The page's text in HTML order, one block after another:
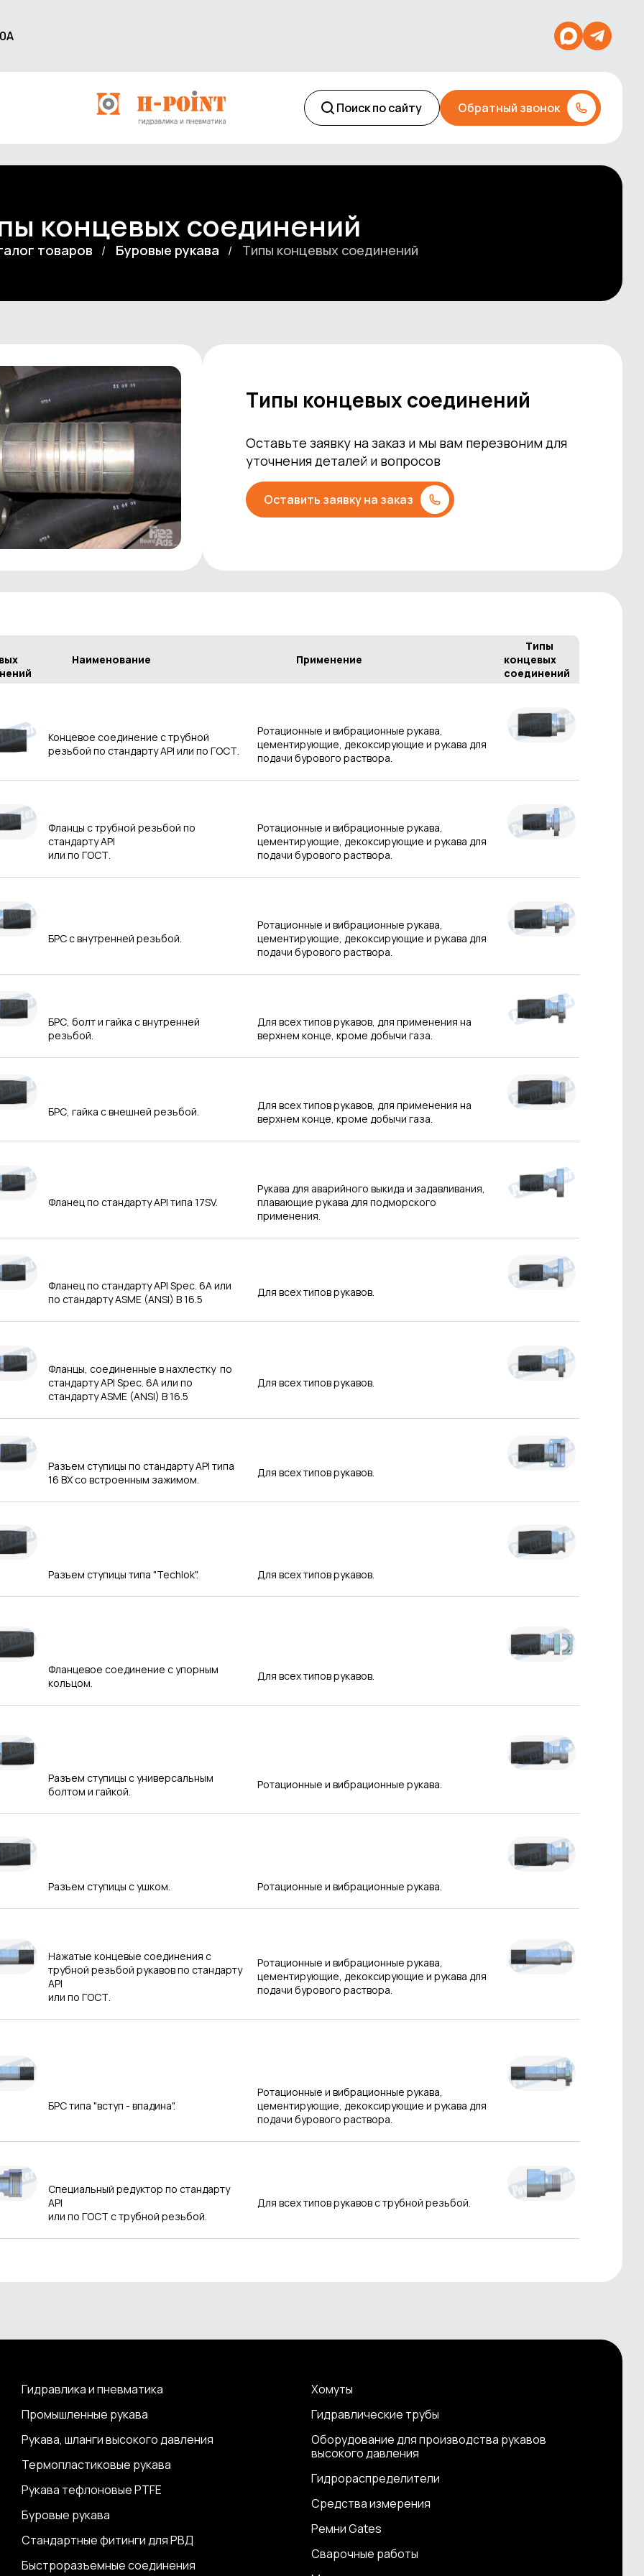
Поиск по сайту Обратный звонок
концевых соединений
товаров Буровые рукава Типы концевых соединений
Типы концевых соединений
Оставьте заявку на заказ и мы вам перезвоним для
уточнения деталей и вопросов
Оставить заявку на заказ
Наименование Применение
Типы
концевых
соединений
Концевое соединение с трубной
резьбой по стандарту API или по ГОСТ.
Ротационные и вибрационные рукава,
цементирующие, декоксирующие и рукава для
подачи бурового раствора.
Фланцы с трубной резьбой по
стандарту API
или по ГОСТ.
Ротационные и вибрационные рукава,
цементирующие, декоксирующие и рукава для
подачи бурового раствора.
БРС с внутренней резьбой.
Ротационные и вибрационные рукава,
цементирующие, декоксирующие и рукава для
подачи бурового раствора.
БРС, болт и гайка с внутренней
резьбой.
Для всех типов рукавов, для применения на
верхнем конце, кроме добычи газа.
БРС, гайка с внешней резьбой.
Для всех типов рукавов, для применения на
верхнем конце, кроме добычи газа.
Фланец по стандарту API типа 17SV.
Рукава для аварийного выкида и задавливания,
плавающие рукава для подморского
применения.
Фланец по стандарту API Spec. 6A или
по стандарту ASME (ANSI) B 16.5
Для всех типов рукавов.
Фланцы, соединенные в нахлестку по
стандарту API Spec. 6A или по
стандарту ASME (ANSI) B 16.5
Для всех типов рукавов.
Разъем ступицы по стандарту API типа
16 BX со встроенным зажимом.
Для всех типов рукавов.
Разъем ступицы типа "Techlok". Для всех типов рукавов.
Фланцевое соединение с упорным
кольцом.
Для всех типов рукавов.
Разъем ступицы с универсальным
болтом и гайкой.
Ротационные и вибрационные рукава.
Разъем ступицы с ушком. Ротационные и вибрационные рукава.
Нажатые концевые соединения с
трубной резьбой рукавов по стандарту
API
или по ГОСТ.
Ротационные и вибрационные рукава,
цементирующие, декоксирующие и рукава для
подачи бурового раствора.
БРС типа "вступ - впадина".
Ротационные и вибрационные рукава,
цементирующие, декоксирующие и рукава для
подачи бурового раствора.
Специальный редуктор по стандарту
API
или по ГОСТ с трубной резьбой.
Для всех типов рукавов с трубной резьбой.
Гидравлика и пневматика
Промышленные рукава
Рукава, шланги высокого давления
Термопластиковые рукава
Рукава тефлоновые PTFE
Буровые рукава
Стандартные фитинги для РВД
Быстроразъемные соединения
Хомуты
Гидравлические трубы
Оборудование для производства рукавов
высокого давления
Гидрораспределители
Средства измерения
Ремни Gates
Сварочные работы